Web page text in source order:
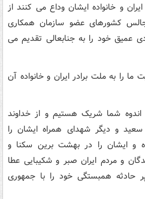
و خانواده ایشان وداع می کنند از
کشورهای عضو سازمان همکاری
عمیق خود را به جنابعالی تقدیم می
را به ملت برادر ایران و خانواده آن
شما شریک هستیم و از خداوند
و دیگر شهدای همراه ایشان را
و ایشان را در بهشت برین سکنا و
و مردم ایران صبر و شکیبایی عطا
حادثه همبستگی خود را با جمهوری